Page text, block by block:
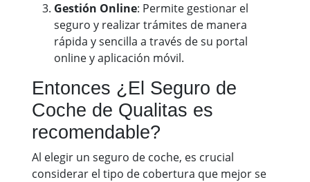
Gestión Online: Permite gestionar el
seguro y realizar trámites de manera
rápida y sencilla a través de su portal
online y aplicación móvil.
Entonces ¿El Seguro de
Coche de Qualitas es
recomendable?
Al elegir un seguro de coche, es crucial
considerar el tipo de cobertura que mejor se